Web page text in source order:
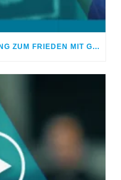
WRESTLING: VOM RUHM IM RING ZUM FRIEDEN MIT GOTT